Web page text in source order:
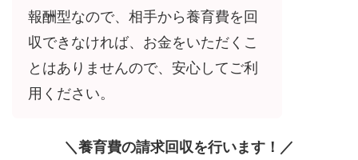
報酬型なので、相手から養育費を回
収できなければ、お金をいただくこ
とはありませんので、安心してご利
用ください。
＼養育費の請求回収を行います！／